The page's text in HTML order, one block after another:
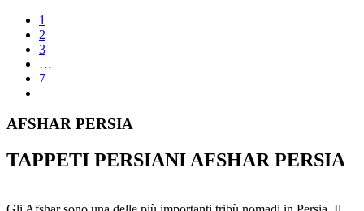
1
2
3
…
7
AFSHAR PERSIA
TAPPETI PERSIANI AFSHAR PERSIA